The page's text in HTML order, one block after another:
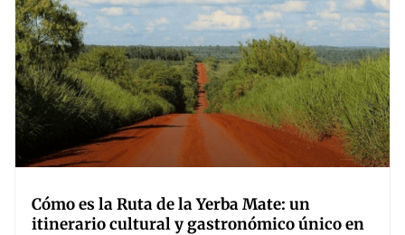
Cómo es la Ruta de la Yerba Mate: un
itinerario cultural y gastronómico único en